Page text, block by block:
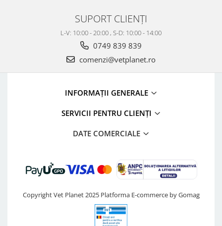
SUPORT CLIENȚI
L-V: 10:00 - 20:00 , S-D: 10:00 - 14:00
0749 839 839
comenzi@vetplanet.ro
INFORMAȚII GENERALE
SERVICII PENTRU CLIENȚI
DATE COMERCIALE
Copyright Vet Planet 2025 Platforma E-commerce by Gomag